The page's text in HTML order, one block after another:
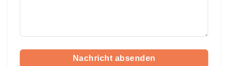
Nachricht absenden